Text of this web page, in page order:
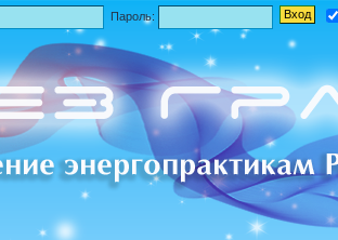
Пароль: